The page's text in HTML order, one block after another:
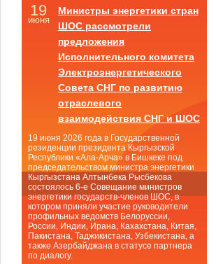
19
июня
Министры энергетики стран
ШОС рассмотрели
предложения
Исполнительного комитета
Электроэнергетического
Совета СНГ по развитию
отраслевого
взаимодействия СНГ и ШОС
19 июня 2026 года в Государственной
резиденции президента Кыргызской
Республики «Ала-Арча» в Бишкеке под
председательством министра энергетики
Кыргызстана Алтынбека Рысбекова
состоялось 6-е Совещание министров
энергетики государств-членов ШОС, в
котором приняли участие руководители
профильных ведомств Белоруссии,
России, Индии, Ирана, Кахахстана, Китая,
Пакистана, Таджикистана, Узбекистана, а
также Азербайджана в статусе партнера
по диалогу.